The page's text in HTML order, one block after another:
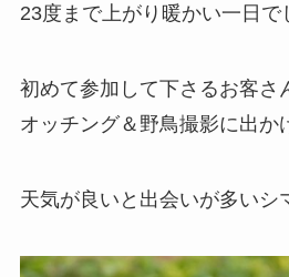
23度まで上がり暖かい一日で
初めて参加して下さるお客さ
オッチング＆野鳥撮影に出か
天気が良いと出会いが多いシ